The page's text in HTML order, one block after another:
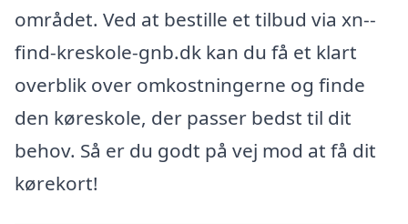
området. Ved at bestille et tilbud via xn--
find-kreskole-gnb.dk kan du få et klart
overblik over omkostningerne og finde
den køreskole, der passer bedst til dit
behov. Så er du godt på vej mod at få dit
kørekort!